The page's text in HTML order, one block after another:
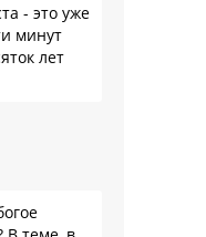
- это уже
минут
лет